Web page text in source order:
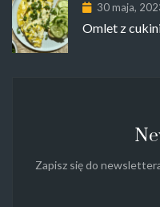
30 maja,
Omlet z
Zapisz się do